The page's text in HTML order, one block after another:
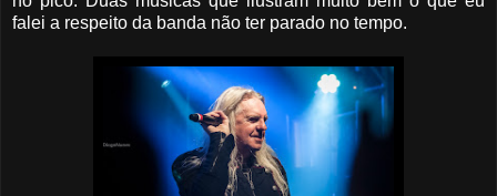
falei a respeito da banda não ter parado no tempo.